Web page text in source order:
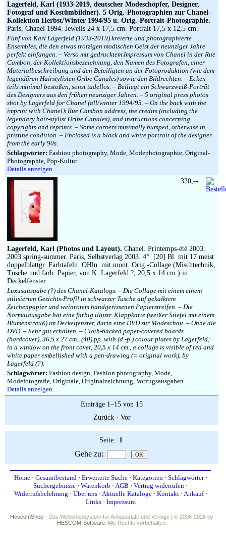
Lagerfeld, Karl (1933-2019, deutscher Modeschöpfer, Designer,
Fotograf und Kostümbildner). 5 Orig.-Photographien zur Chanel-
Kollektion Herbst/Winter 1994/95 u. Orig.-Portrait-Photographie.
Paris, Chanel 1994. Jeweils 24 x 17,5 cm. Portrait 17,5 x 12,5 cm.
Fünf von Karl Lagerfeld (1933-2019) kreierte und photographierte
Ensembles, die den etwas trotzigen modischen Geist der neunziger Jahre
perfekt einfangen. – Verso mit gedrucktem Impressum von Chanel in der Rue
Cambon, der Kollektionsbezeichnung, den Namen des Fotografen, einer
Materialbeschreibung und den Beteiligten an der Fotoproduktion (wie dem
legendären Hairstylisten Oribe Canales) sowie den Bildrechten. – Ecken
teils minimal bestoßen, sonst tadellos. – Beiliegt ein Schwarzweiß-Porträt
des Designers aus den frühen neunziger Jahren. – 5 original press photos
shot by Lagerfeld for Chanel fall/winter 1994/95. – On the back with the
imprint with Chanel’s Rue Cambon address, the credits (including the
legendary hair-stylist Oribe Canales), and instructions concerning
copyrights and reprints. – Some corners minimally bumped, otherwise in
pristine condition. – Enclosed is a black and white portrait of the designer
from the early 90s.
Schlagwörter: Fashion photography, Mode, Modephotographie, Original-
Photographie, Pop-Kultur
Details anzeigen…
Lagerfeld, Karl (Photos und Layout). Chanel. Printemps-été 2003.
2003 spring-summer. Paris, Selbstverlag 2003. 4°. [20] Bl. mit 17 meist
doppelblattgr. Farbtafeln. OHln. mit mont. Orig.-Collage (Mischtechnik,
Tusche und farb. Papier, von K. Lagerfeld ?, 20,5 x 14 cm.) in
Deckelfenster.
Luxusausgabe (?) des Chanel-Katalogs. – Die Collage mit einem einem
stilisierten Gesichts-Profil in schwarzer Tusche auf gekalktem
Zeichenpapier und weinrotem handgerissenen Papierstreifen. – Die
Normalausgabe hat eine farbig illustr. Klappkarte (weißer Stiefel mit einem
Blumenstrauß) im Deckelfenster, darin eine DVD zur Modeschau. – Ohne die
DVD. – Sehr gut erhalten. – Cloth-backed paper-covered boards
(hardcover), 36,5 x 27 cm., (40) pp. with (d.-p.) colour plates by Lagerfeld;
in a window on the front cover, 20,5 x 14 cm., a collage is visible of red and
white paper embellished with a pen-drawing (= original work), by
Lagerfeld (?).
Schlagwörter: Fashion design, Fashion photography, Mode,
Modefotografie, Originale, Originalzeichnung, Vorzugsausgaben
Details anzeigen…
320,--
Einträge 1–15 von 15
Zurück· Vor
Seite: 1
Gehe zu:
Home· Gesamtbestand· Erweiterte Suche· Kategorien· Schlagwörter·
Suchergebnisse · Warenkorb · AGB · Vertrag widerrufen ·
Widerrufsbelehrung · Über uns· Aktuelle Kataloge· Kontakt· Ankauf·
Links· Impressum
HescomShop - Das Webshopsystem für Antiquariate und Verlage | © 2006-2026 by
HESCOM-Software. Alle Rechte vorbehalten.